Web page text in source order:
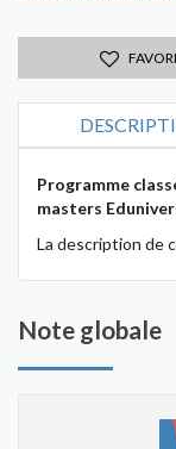
Programme
masters
La description de
Note globale